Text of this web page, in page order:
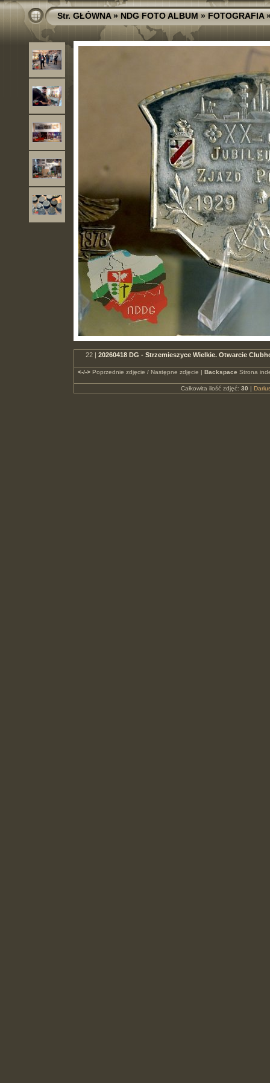
Str. GŁÓWNA»NDG FOTO ALBUM»FOTOGRAFIA
22 | 20260418 DG - Strzemieszyce Wielkie. Otwarcie
<-/->Poprzednie zdjęcie / Następne zdjęcie | Backspace Strona
Całkowita ilość zdjęć: 30 |